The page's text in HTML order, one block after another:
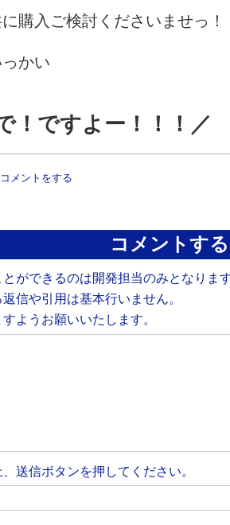
購入ご検討くださいませっ！
かい
！ですよー！！！／
コメントをする
コメントする
ができるのは開発担当のみとなりま
信や引用は基本行いません。
ようお願いいたします。
送信ボタンを押してください。